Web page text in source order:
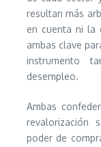
resultan más
en cuenta ni la
ambas clave
instrumento
desempleo.
Ambas
revalorización
poder de